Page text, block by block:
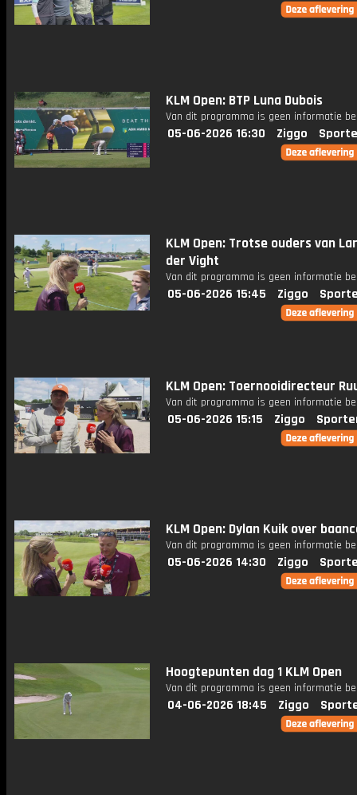
KLM Open: BTP Luna Dubois
Van dit programma is geen informatie
05-06-2026 16:30 Ziggo
KLM Open: Trotse ouders van
der Vight
Van dit programma is geen informatie
05-06-2026 15:45 Ziggo
KLM Open: Toernooidirecteur
Van dit programma is geen informatie
05-06-2026 15:15 Ziggo
KLM Open: Dylan Kuik over
Van dit programma is geen informatie
05-06-2026 14:30 Ziggo
Hoogtepunten dag 1 KLM Open
Van dit programma is geen informatie
04-06-2026 18:45 Ziggo